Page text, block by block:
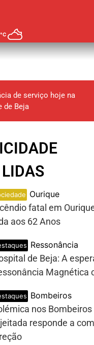
de serviço hoje na
de Beja
Ourique
fatal em
aos 62 Anos
Ressonância
de Beja: A
Magnética
Bombeiros
nos Bombeiros
responde a